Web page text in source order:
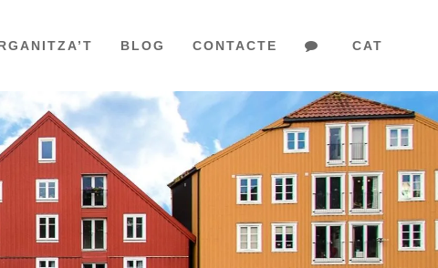
BLOG CONTACTE CAT